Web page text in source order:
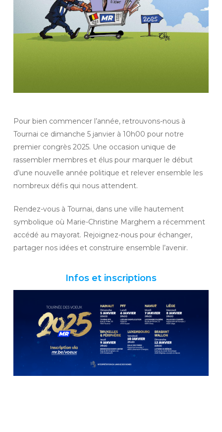
Pour bien commencer l’année, retrouvons-nous à
Tournai ce dimanche 5 janvier à 10h00 pour notre
premier congrès 2025. Une occasion unique de
rassembler membres et élus pour marquer le début
d’une nouvelle année politique et relever ensemble les
nombreux défis qui nous attendent.
Rendez-vous à Tournai, dans une ville hautement
symbolique où Marie-Christine Marghem a récemment
accédé au mayorat. Rejoignez-nous pour échanger,
partager nos idées et construire ensemble l’avenir.
Infos et inscriptions